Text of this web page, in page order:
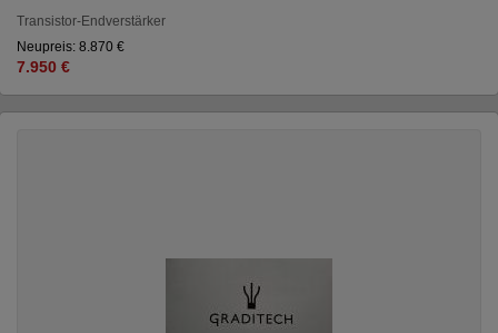
Transistor-Endverstärker
Neupreis: 8.870 €
7.950 €